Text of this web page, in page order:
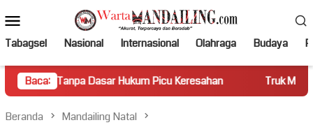
ke
kontenMobile
Tabagsel Nasional Internasional Olahraga Budaya
Baca:
Dasar Hukum Picu Keresahan Truk Miring Hambat
Beranda Mandailing Natal